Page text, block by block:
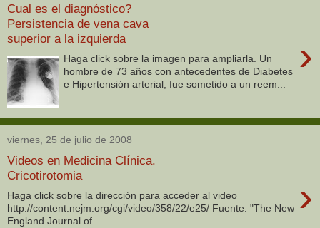
Cual es el diagnóstico?
Persistencia de vena cava
superior a la izquierda
›
Haga click sobre la imagen para ampliarla. Un
hombre de 73 años con antecedentes de Diabetes
e Hipertensión arterial, fue sometido a un reem...
viernes, 25 de julio de 2008
Videos en Medicina Clínica.
Cricotirotomia
›
Haga click sobre la dirección para acceder al video
http://content.nejm.org/cgi/video/358/22/e25/ Fuente: "The New
England Journal of ...